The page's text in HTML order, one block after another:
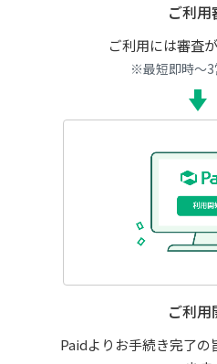
ご利用
ご利用には審査
※最短即時～3
ご利用
Paidよりお手続き完了の